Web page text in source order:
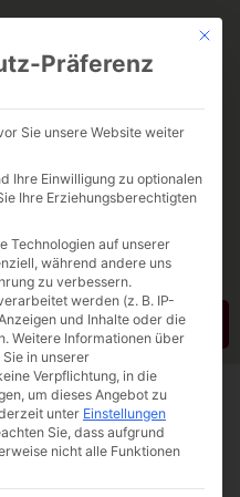
Testra®R
Mit
Präferenz
Sie unsere Website weiter
Ihre Einwilligung zu optionalen
Ihre Erziehungsberechtigten
Technologien auf unserer
während andere uns
zu verbessern.
werden (z. B. IP-
und Inhalte oder die
Weitere Informationen über
in unserer
Verpflichtung, in die
um dieses Angebot zu
unter Einstellungen
Sie, dass aufgrund
nicht alle Funktionen